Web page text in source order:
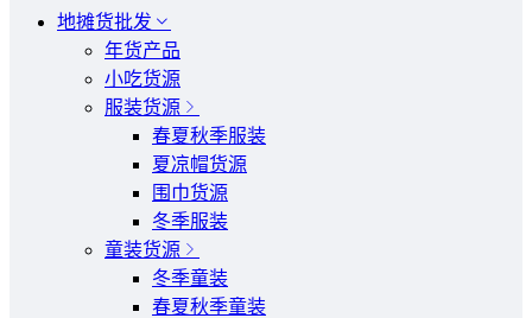
地摊货批发
年货产品
小吃货源
服装货源
春夏秋季服装
夏凉帽货源
围巾货源
冬季服装
童装货源
冬季童装
春夏秋季童装